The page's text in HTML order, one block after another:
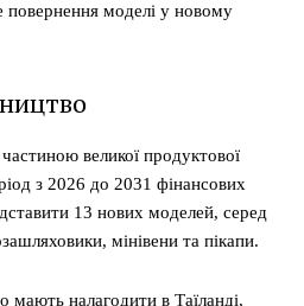
повернення моделі у новому
великої продуктової
з 2026 до 2031 фінансових
13 нових моделей, серед
мінівени та пікапи.
мають налагодити в Таїланді,